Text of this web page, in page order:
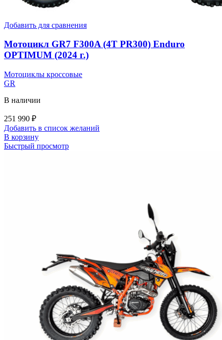
Добавить для сравнения
Мотоцикл GR7 F300A (4T PR300) Enduro
OPTIMUM (2024 г.)
Мотоциклы кроссовые
GR
В наличии
251 990 ₽
Добавить в список желаний
В корзину
Быстрый просмотр